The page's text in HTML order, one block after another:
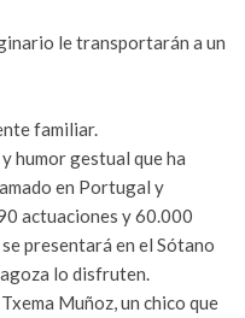
le transportarán a un
familiar.
humor gestual que ha
en Portugal y
actuaciones y 60.000
presentará en el Sótano
lo disfruten.
Muñoz, un chico que